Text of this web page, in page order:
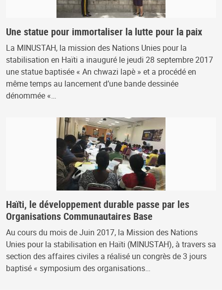
Une statue pour immortaliser la lutte pour la paix
La MINUSTAH, la mission des Nations Unies pour la
stabilisation en Haïti a inauguré le jeudi 28 septembre 2017
une statue baptisée « An chwazi lapè » et a procédé en
même temps au lancement d’une bande dessinée
dénommée «…
Haïti, le développement durable passe par les
Organisations Communautaires Base
Au cours du mois de Juin 2017, la Mission des Nations
Unies pour la stabilisation en Haïti (MINUSTAH), à travers sa
section des affaires civiles a réalisé un congrès de 3 jours
baptisé « symposium des organisations…